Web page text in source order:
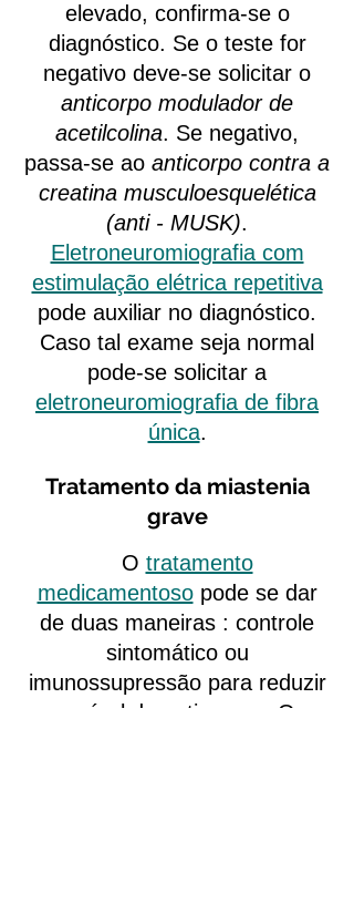
elevado, confirma-se o
diagnóstico. Se o teste for
negativo deve-se solicitar o
anticorpo modulador de
acetilcolina. Se negativo,
passa-se ao anticorpo contra a
creatina musculoesquelética
(anti - MUSK).
Eletroneuromiografia com
estimulação elétrica repetitiva
pode auxiliar no diagnóstico.
Caso tal exame seja normal
pode-se solicitar a
eletroneuromiografia de fibra
única.
Tratamento da miastenia
grave
O tratamento
medicamentosopode se dar
de duas maneiras : controle
sintomático ou
imunossupressão para reduzir
o nível de anticorpos. O